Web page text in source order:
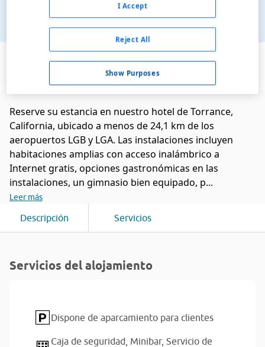
Ver en el mapa
Reserve su estancia en nuestro hotel de Torrance,
California, ubicado a menos de 24,1 km de los
aeropuertos LGB y LGA. Las instalaciones incluyen
habitaciones amplias con acceso inalámbrico a
Internet gratis, opciones gastronómicas en las
instalaciones, un gimnasio bien equipado, p...
Leer más
Descripción Servicios
Servicios del alojamiento
Dispone de aparcamiento para clientes
Caja de seguridad, Minibar, Servicio de
Show Purposes
Reject All
I Accept